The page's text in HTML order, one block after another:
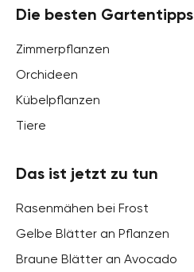
Die besten Gartentipps
Zimmerpflanzen
Orchideen
Kübelpflanzen
Tiere
Das ist jetzt zu tun
Rasenmähen bei Frost
Gelbe Blätter an Pflanzen
Braune Blätter an Avocado